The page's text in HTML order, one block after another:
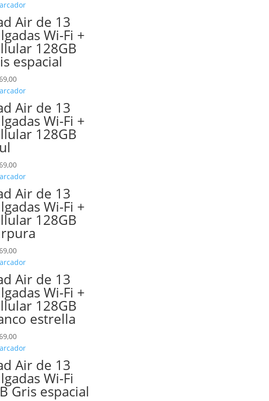
Air de 13
Wi-Fi +
128GB
espacial
Air de 13
Wi-Fi +
128GB
Air de 13
Wi-Fi +
128GB
Air de 13
Wi-Fi +
128GB
estrella
Air de 13
Wi-Fi
Gris espacial